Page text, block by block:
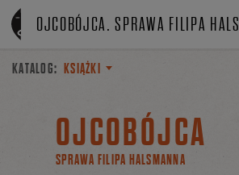
Linki do przejścia
OJCOBÓJCA. SPRAWA FILIPA
KATALOG: KSIĄŻKI
OJCOBÓJCA
SPRAWA FILIPA HALSMANNA